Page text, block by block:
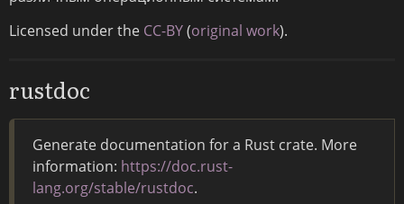
Licensed under the CC-BY(original work).
rustdoc
Generate documentation for a Rust crate. More
information: https://doc.rust-
lang.org/stable/rustdoc.